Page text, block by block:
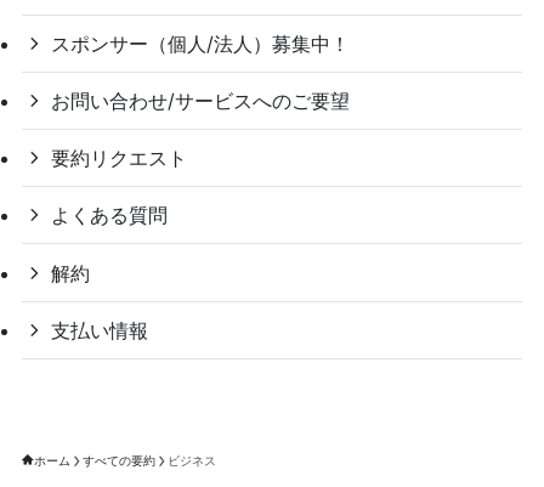
スポンサー（個人/法人）募集中！
お問い合わせ/サービスへのご要望
要約リクエスト
よくある質問
解約
支払い情報
ホーム すべての要約 ビジネス